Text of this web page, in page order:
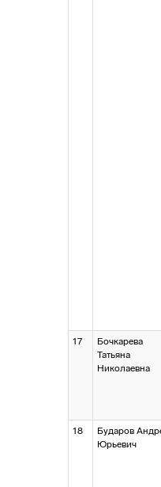
17
Бочкарева
Татьяна
Николаевна
18
Бударов
Юрьевич